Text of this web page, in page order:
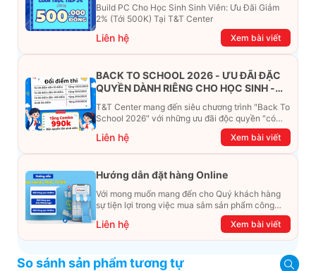
Build PC Cho Học Sinh Sinh Viên: Ưu Đãi Giảm
2% (Tới 500K) Tại T&T Center
Liên hệ Xem bài viết
BACK TO SCHOOL 2026 - ƯU ĐÃI ĐẶC
QUYỀN DÀNH RIÊNG CHO HỌC SINH -
T&T Center mang đến siêu chương trình "Back To
School 2026" với những ưu đãi độc quyền "có
một không hai". Đừng để chiếc ví phải "ét-ô-ét",
cùng khám phá ngay ưu đãi siêu khủng dưới đây
nhé!
Liên hệ Xem bài viết
Hướng dẫn đặt hàng Online
Với mong muốn mang đến cho Quý khách hàng
sự tiện lợi trong việc mua sắm sản phẩm công
nghệ từ xa. Trong bài viết này, T&T Center sẽ
hướng dẫn chi tiết cách mua hàng trực tuyến qua
các kênh online Website, Zalo, Messenger và
dễ dàng và nhanh chóng nhất. Cùng xem ngay
Liên hệ Xem bài viết
So sánh sản phẩm tương tự